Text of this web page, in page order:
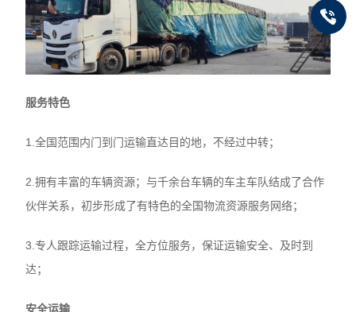
服务特色
1.全国范围内门到门运输直达目的地，不经过中转；
2.拥有丰富的车辆资源；与千余台车辆的车主车队结成了合作
伙伴关系，初步形成了有特色的全国物流资源服务网络；
3.专人跟踪运输过程，全方位服务，保证运输安全、及时到
达；
安全运输